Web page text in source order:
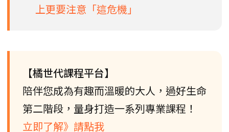
上更要注意「這危機」
【橘世代課程平台】
陪伴您成為有趣而溫暖的大人，過好生命
第二階段，量身打造一系列專業課程！
立即了解》請點我